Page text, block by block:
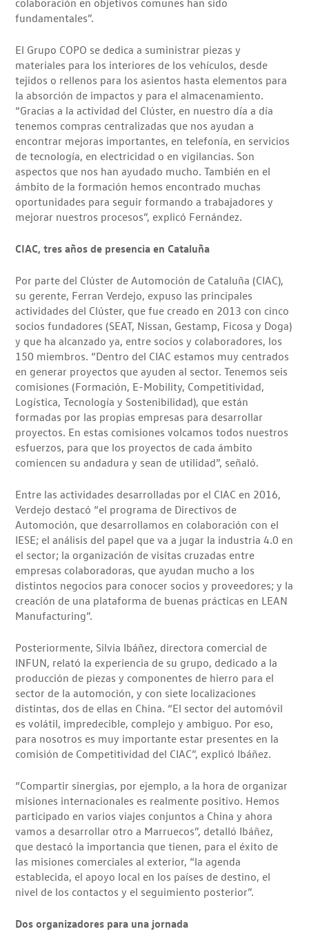
fundamentales”.
El Grupo COPO se dedica a suministrar piezas y
materiales para los interiores de los vehículos, desde
tejidos o rellenos para los asientos hasta elementos para
la absorción de impactos y para el almacenamiento.
“Gracias a la actividad del Clúster, en nuestro día a día
tenemos compras centralizadas que nos ayudan a
encontrar mejoras importantes, en telefonía, en servicios
de tecnología, en electricidad o en vigilancias. Son
aspectos que nos han ayudado mucho. También en el
ámbito de la formación hemos encontrado muchas
oportunidades para seguir formando a trabajadores y
mejorar nuestros procesos”, explicó Fernández.
CIAC, tres años de presencia en Cataluña
Por parte del Clúster de Automoción de Cataluña (CIAC),
su gerente, Ferran Verdejo, expuso las principales
actividades del Clúster, que fue creado en 2013 con cinco
socios fundadores (SEAT, Nissan, Gestamp, Ficosa y Doga)
y que ha alcanzado ya, entre socios y colaboradores, los
150 miembros. “Dentro del CIAC estamos muy centrados
en generar proyectos que ayuden al sector. Tenemos seis
comisiones (Formación, E-Mobility, Competitividad,
Logística, Tecnología y Sostenibilidad), que están
formadas por las propias empresas para desarrollar
proyectos. En estas comisiones volcamos todos nuestros
esfuerzos, para que los proyectos de cada ámbito
comiencen su andadura y sean de utilidad”, señaló.
Entre las actividades desarrolladas por el CIAC en 2016,
Verdejo destacó “el programa de Directivos de
Automoción, que desarrollamos en colaboración con el
IESE; el análisis del papel que va a jugar la industria 4.0 en
el sector; la organización de visitas cruzadas entre
empresas colaboradoras, que ayudan mucho a los
distintos negocios para conocer socios y proveedores; y la
creación de una plataforma de buenas prácticas en LEAN
Manufacturing”.
Posteriormente, Silvia Ibáñez, directora comercial de
INFUN, relató la experiencia de su grupo, dedicado a la
producción de piezas y componentes de hierro para el
sector de la automoción, y con siete localizaciones
distintas, dos de ellas en China. “El sector del automóvil
es volátil, impredecible, complejo y ambiguo. Por eso,
para nosotros es muy importante estar presentes en la
comisión de Competitividad del CIAC”, explicó Ibáñez.
“Compartir sinergias, por ejemplo, a la hora de organizar
misiones internacionales es realmente positivo. Hemos
participado en varios viajes conjuntos a China y ahora
vamos a desarrollar otro a Marruecos”, detalló Ibáñez,
que destacó la importancia que tienen, para el éxito de
las misiones comerciales al exterior, “la agenda
establecida, el apoyo local en los países de destino, el
nivel de los contactos y el seguimiento posterior”.
Dos organizadores para una jornada